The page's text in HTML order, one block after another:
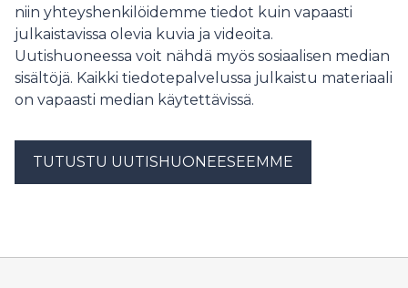
niin yhteyshenkilöidemme tiedot kuin vapaasti
julkaistavissa olevia kuvia ja videoita.
Uutishuoneessa voit nähdä myös sosiaalisen median
sisältöjä. Kaikki tiedotepalvelussa julkaistu materiaali
on vapaasti median käytettävissä.
TUTUSTU UUTISHUONEESEEMME